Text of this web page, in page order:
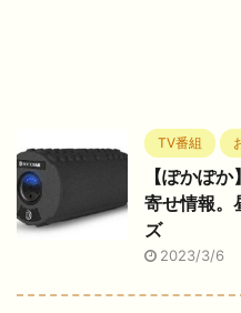
TV番組
【ぽかぽ
寄せ情報。
ズ
2023/3/6